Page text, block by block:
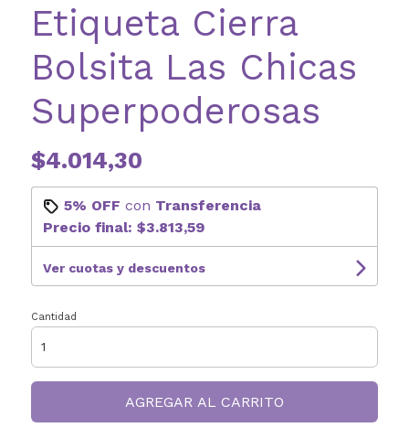
Etiqueta Cierra
Bolsita Las Chicas
Superpoderosas
$4.014,30
5% OFF con Transferencia
Precio final: $3.813,59
Ver cuotas y descuentos
Cantidad
AGREGAR AL CARRITO